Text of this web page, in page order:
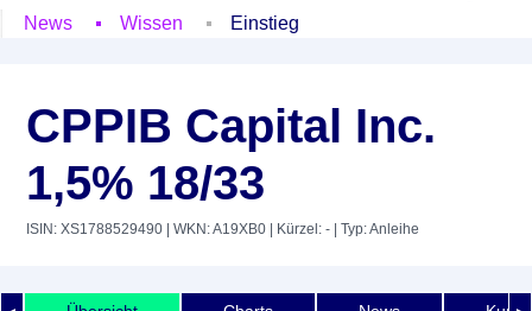
News
Wissen Einstieg
CPPIB Capital Inc.
1,5% 18/33
ISIN: XS1788529490 | WKN: A19XB0 | Kürzel: - | Typ: Anleihe